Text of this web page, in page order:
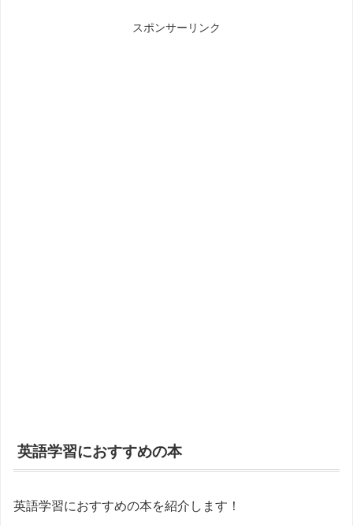
スポンサーリンク
英語学習におすすめの本
英語学習におすすめの本を紹介します！